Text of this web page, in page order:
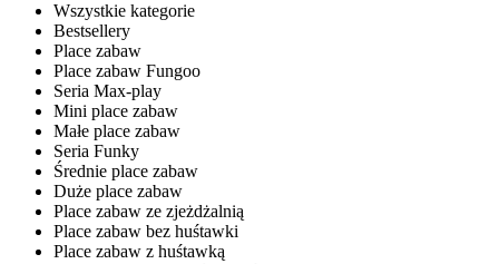
Wszystkie kategorie
Bestsellery
Place zabaw
Place zabaw Fungoo
Seria Max-play
Mini place zabaw
Małe place zabaw
Seria Funky
Średnie place zabaw
Duże place zabaw
Place zabaw ze zjeżdżalnią
Place zabaw bez huśtawki
Place zabaw z huśtawką